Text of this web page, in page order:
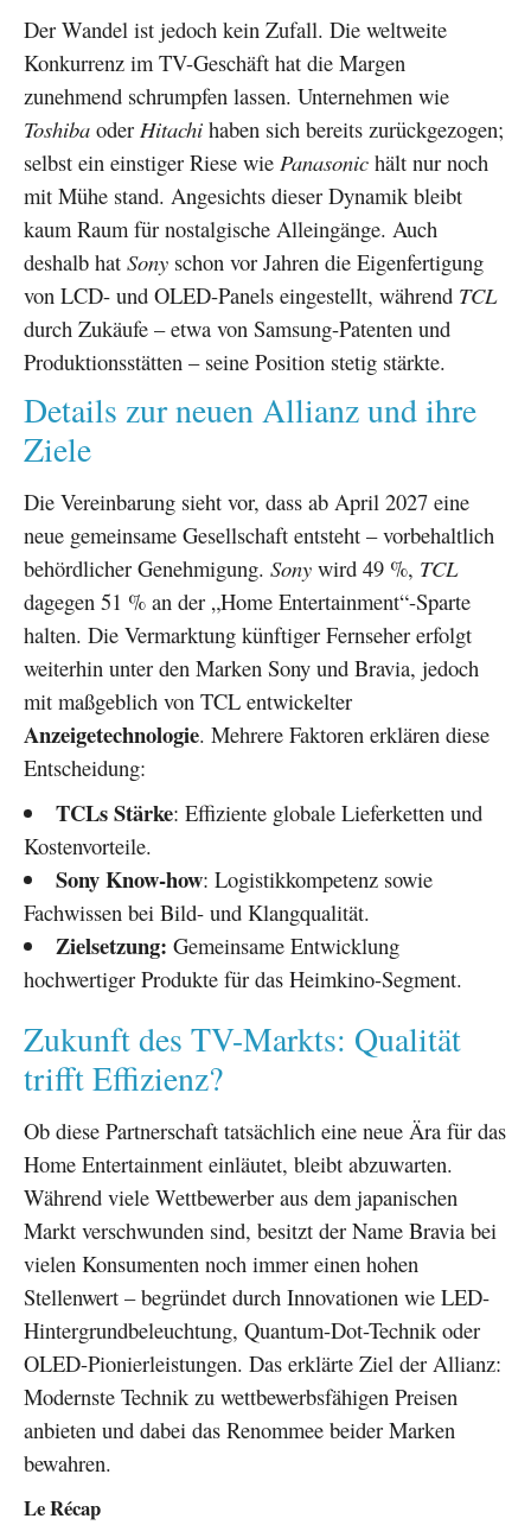
Der Wandel ist jedoch kein Zufall. Die weltweite
Konkurrenz im TV-Geschäft hat die Margen
zunehmend schrumpfen lassen. Unternehmen wie
Toshiba oder Hitachi haben sich bereits zurückgezogen;
selbst ein einstiger Riese wie Panasonic hält nur noch
mit Mühe stand. Angesichts dieser Dynamik bleibt
kaum Raum für nostalgische Alleingänge. Auch
deshalb hat Sony schon vor Jahren die Eigenfertigung
von LCD- und OLED-Panels eingestellt, während TCL
durch Zukäufe – etwa von Samsung-Patenten und
Produktionsstätten – seine Position stetig stärkte.
Details zur neuen Allianz und ihre
Ziele
Die Vereinbarung sieht vor, dass ab April 2027 eine
neue gemeinsame Gesellschaft entsteht – vorbehaltlich
behördlicher Genehmigung. Sony wird 49 %, TCL
dagegen 51 % an der „Home Entertainment“-Sparte
halten. Die Vermarktung künftiger Fernseher erfolgt
weiterhin unter den Marken Sony und Bravia, jedoch
mit maßgeblich von TCL entwickelter
Anzeigetechnologie. Mehrere Faktoren erklären diese
Entscheidung:
TCLs Stärke: Effiziente globale Lieferketten und
Kostenvorteile.
Sony Know-how: Logistikkompetenz sowie
Fachwissen bei Bild- und Klangqualität.
Zielsetzung: Gemeinsame Entwicklung
hochwertiger Produkte für das Heimkino-Segment.
Zukunft des TV-Markts: Qualität
trifft Effizienz?
Ob diese Partnerschaft tatsächlich eine neue Ära für das
Home Entertainment einläutet, bleibt abzuwarten.
Während viele Wettbewerber aus dem japanischen
Markt verschwunden sind, besitzt der Name Bravia bei
vielen Konsumenten noch immer einen hohen
Stellenwert – begründet durch Innovationen wie LED-
Hintergrundbeleuchtung, Quantum-Dot-Technik oder
OLED-Pionierleistungen. Das erklärte Ziel der Allianz:
Modernste Technik zu wettbewerbsfähigen Preisen
anbieten und dabei das Renommee beider Marken
bewahren.
Le Récap